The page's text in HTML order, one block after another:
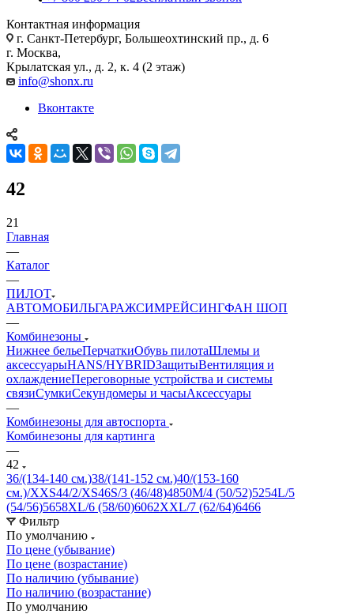
Контактная информация
г. Санкт-Петербург, Большеохтинский пр., д. 6
г. Москва,
Крылатская ул., д. 2, к. 4 (2 этаж)
info@shonx.ru
Вконтакте
42
21
Главная
—
Каталог
—
ПИЛОТ
АВТОМОБИЛЬГАРАЖСИМРЕЙСИНГФАН ШОП
—
Комбинезоны
Нижнее бельеПерчаткиОбувь пилотаШлемы и
аксессуарыHANS/HYBRIDЗащитыВентиляция и
охлаждениеПереговорные устройства и системы
связиСумкиСекундомеры и часыАксессуары
—
Комбинезоны для автоспорта
Комбинезоны для картинга
—
42
36/(134-140 см.)38/(141-152 см.)40/(153-160
см.)/XXS44/2/XS46S/3 (46/48)4850M/4 (50/52)5254L/5
(54/56)5658XL/6 (58/60)6062XXL/7 (62/64)6466
Фильтр
По умолчанию
По цене (убывание)
По цене (возрастание)
По наличию (убывание)
По наличию (возрастание)
По умолчанию